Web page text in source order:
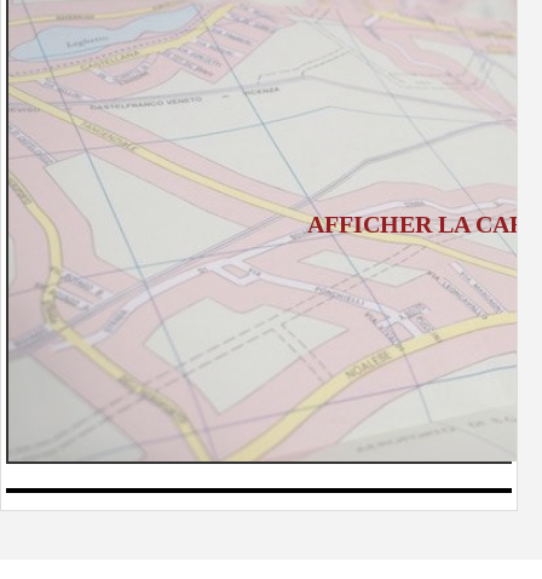
AFFICHER LA